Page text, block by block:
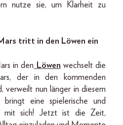
nutze sie, um Klarheit zu
tritt in den Löwen ein
in den Löwen wechselt die
der in den kommenden
verweilt nun länger in diesem
eine spielerische und
mit sich! Jetzt ist die Zeit,